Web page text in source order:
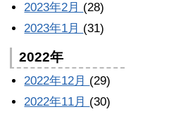
2023年2月 (28)
2023年1月 (31)
2022年
2022年12月 (29)
2022年11月 (30)